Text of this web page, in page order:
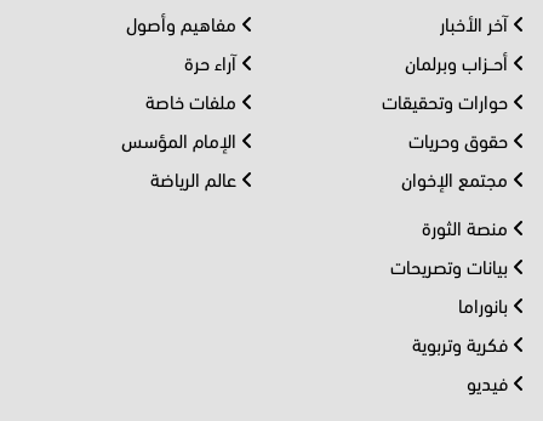
آخر الأخبار
أحــزاب وبرلمان
حوارات وتحقيقات
حقوق وحريات
مجتمع الإخوان
مفاهيم وأصول
آراء حرة
ملفات خاصة
الإمام المؤسس
عالم الرياضة
منصة الثورة
بيانات وتصريحات
بانوراما
فكرية وتربوية
فيديو